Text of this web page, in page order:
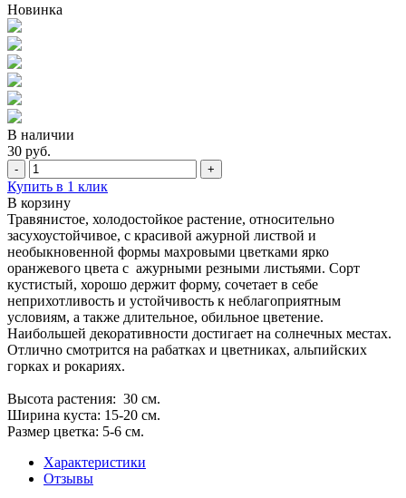
Новинка
В наличии
30 руб.
- +
Купить в 1 клик
В корзину
Травянистое, холодостойкое растение, относительно
засухоустойчивое, с красивой ажурной листвой и
необыкновенной формы махровыми цветками ярко
оранжевого цвета с ажурными резными листьями. Сорт
кустистый, хорошо держит форму, сочетает в себе
неприхотливость и устойчивость к неблагоприятным
условиям, а также длительное, обильное цветение.
Наибольшей декоративности достигает на солнечных местах.
Отлично смотрится на рабатках и цветниках, альпийских
горках и рокариях.
Высота растения: 30 cм.
Ширина куста: 15-20 см.
Размер цветка: 5-6 см.
Характеристики
Отзывы